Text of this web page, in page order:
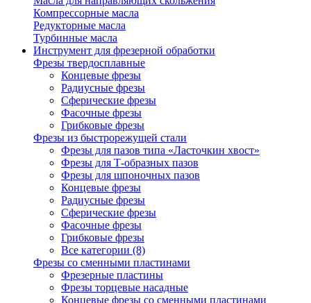
Компрессорные масла
Редукторные масла
Турбинные масла
Инструмент для фрезерной обработки
Фрезы твердосплавные
Концевые фрезы
Радиусные фрезы
Сферические фрезы
Фасочные фрезы
Грибковые фрезы
Фрезы из быстрорежущей стали
Фрезы для пазов типа «Ласточкин хвост»
Фрезы для Т-образных пазов
Фрезы для шпоночных пазов
Концевые фрезы
Радиусные фрезы
Сферические фрезы
Фасочные фрезы
Грибковые фрезы
Все категории (8)
Фрезы со сменными пластинами
Фрезерные пластины
Фрезы торцевые насадные
Концевые фрезы со сменными пластинами